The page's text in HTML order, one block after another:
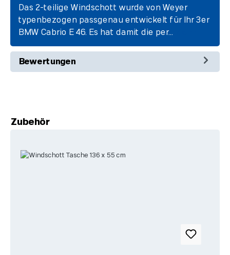
Das 2-teilige Windschott wurde von Weyer
typenbezogen passgenau entwickelt für Ihr 3er
BMW Cabrio E 46. Es hat damit die per…
Bewertungen
Produktgalerie überspringen
Zubehör